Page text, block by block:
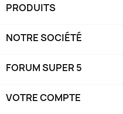
PRODUITS
NOTRE SOCIÉTÉ
FORUM SUPER 5
VOTRE COMPTE